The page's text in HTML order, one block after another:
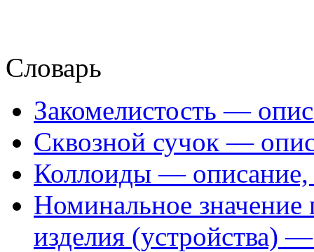
Словарь
Закомелистость —
Сквозной сучок —
Коллоиды — описание,
Номинальное значение
изделия (устройства)